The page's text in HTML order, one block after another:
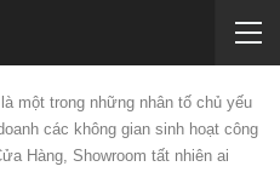
một trong những nhân tố chủ yếu
các không gian sinh hoạt công
Hàng, Showroom tất nhiên ai